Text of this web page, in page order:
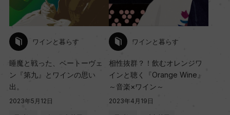
ワインと暮らす
睡魔と戦った、ベートーヴェ
ン『第九』とワインの思い
出。
2023年5月12日
ワインと暮らす
相性抜群？！飲むオレンジワ
インと聴く『Orange Wine』
～音楽×ワイン～
2023年4月19日